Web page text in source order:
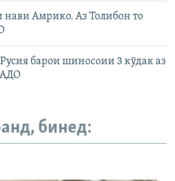
нави Амрико. Аз Толибон то
барои шиносоии 3 кӯдак аз
бинед: